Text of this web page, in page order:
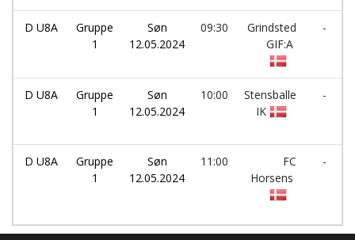
D U8A
Gruppe
1
Søn
12.05.2024
09:30
Grindsted
GIF:A
-
D U8A
Gruppe
1
Søn
12.05.2024
10:00
Stensballe
IK
-
D U8A
Gruppe
1
Søn
12.05.2024
11:00
FC
Horsens
-